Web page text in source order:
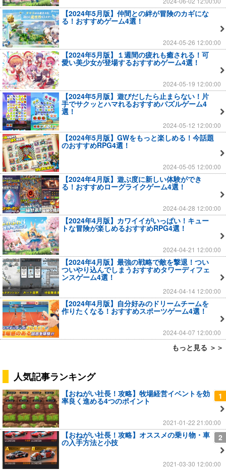
【2024年5月版】仲間との絆が冒険のカギにな
る！おすすめゲーム4選！
2024-05-26 12:00:00
【2024年5月版】１週間の疲れも癒される！可
愛い美少女が登場するおすすめゲーム4選！
2024-05-19 12:00:00
【2024年5月版】遊びだしたら止まらない！片
手でサクッとハマれるおすすめパズルゲーム4
選！
2024-05-12 12:00:00
【2024年5月版】GWをもっと楽しめる！今話題
のおすすめRPG4選！
2024-05-05 12:00:00
【2024年4月版】遊ぶ度に新しい体験ができ
る！おすすめローグライクゲーム4選！
2024-04-28 12:00:00
【2024年4月版】カワイイがいっぱい！キュー
トな冒険が楽しめるおすすめRPG4選！
2024-04-21 12:00:00
【2024年4月版】最強の戦略で敵を撃退！つい
ついやり込んでしまうおすすめタワーディフェ
ンスゲーム4選！
2024-04-14 12:00:00
【2024年4月版】自分好みのドリームチームを
作りたくなる！おすすめスポーツゲーム4選！
2024-04-07 12:00:00
もっと見る ＞＞
人気記事ランキング
1
【おねがい社長！攻略】牧場経営イベントを効
率良く進める4つのポイント
2021-01-22 21:00:00
2
【おねがい社長！攻略】オススメの乗り物・車
の入手方法と小技
2021-03-30 12:00:00